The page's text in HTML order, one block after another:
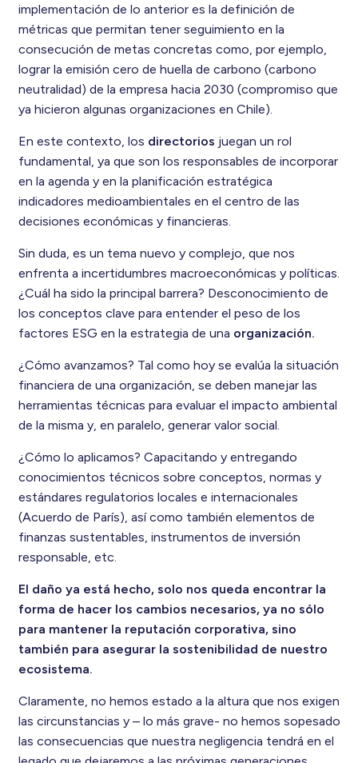
implementación de lo anterior es la definición de
métricas que permitan tener seguimiento en la
consecución de metas concretas como, por ejemplo,
lograr la emisión cero de huella de carbono (carbono
neutralidad) de la empresa hacia 2030 (compromiso que
ya hicieron algunas organizaciones en Chile).
En este contexto, los directorios juegan un rol
fundamental, ya que son los responsables de incorporar
en la agenda y en la planificación estratégica
indicadores medioambientales en el centro de las
decisiones económicas y financieras.
Sin duda, es un tema nuevo y complejo, que nos
enfrenta a incertidumbres macroeconómicas y políticas.
¿Cuál ha sido la principal barrera? Desconocimiento de
los conceptos clave para entender el peso de los
factores ESG en la estrategia de una organización.
¿Cómo avanzamos? Tal como hoy se evalúa la situación
financiera de una organización, se deben manejar las
herramientas técnicas para evaluar el impacto ambiental
de la misma y, en paralelo, generar valor social.
¿Cómo lo aplicamos? Capacitando y entregando
conocimientos técnicos sobre conceptos, normas y
estándares regulatorios locales e internacionales
(Acuerdo de París), así como también elementos de
finanzas sustentables, instrumentos de inversión
responsable, etc.
El daño ya está hecho, solo nos queda encontrar la
forma de hacer los cambios necesarios, ya no sólo
para mantener la reputación corporativa, sino
también para asegurar la sostenibilidad de nuestro
ecosistema.
Claramente, no hemos estado a la altura que nos exigen
las circunstancias y – lo más grave- no hemos sopesado
las consecuencias que nuestra negligencia tendrá en el